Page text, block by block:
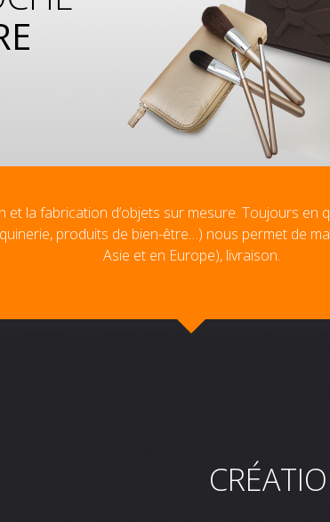
et la fabrication d’objets sur mesure. Toujours
produits de bien-être…) nous permet de
Asie et en Europe), livraison.